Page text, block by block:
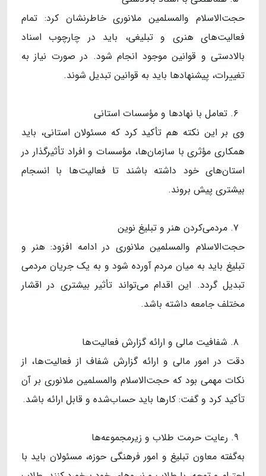
حجت‌الاسلام والمسلمین ملانوری خاطرنشان کرد: تمام
فعالیت‌های هنری و تبلیغی، باید در چارچوب اسناد
بالادستی و قوانین موجود انجام شود. در صورت نیاز به
تغییرات، پیشنهادها باید به قوانین تبدیل شوند.
وی بر این نکته هم تأکید کرد که مسئولان استانی، باید
همکاری مؤثری با سازمان‌ها، مؤسسات و افراد تأثیرگذار در
استان‌های خود داشته باشند تا فعالیت‌ها با انسجام
بیشتری پیش بروند.
حجت‌الاسلام والمسلمین ملانوری در ادامه افزود: هنر و
تبلیغ باید به میان مردم آورده شود و به یک جریان مردمی
تبدیل گردد. این اقدام می‌تواند تأثیر بیشتری در اقشار
مختلف جامعه داشته باشد.
دقت در امور مالی و ارائه گزارش شفاف از فعالیت‌ها، از
نکات مهمی بود که حجت‌الاسلام‌ والمسلمین ملانوری بر آن
تأکید کرد و گفت: کارها باید حساب‌شده و قابل ارائه باشد.
به‌گفته معاون تبلیغ و امور فرهنگی حوزه، مسئولان باید با